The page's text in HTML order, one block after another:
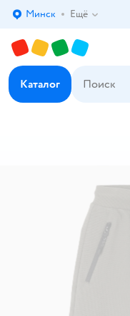
Выбор адреса доставки.
Минск Ещё
Каталог